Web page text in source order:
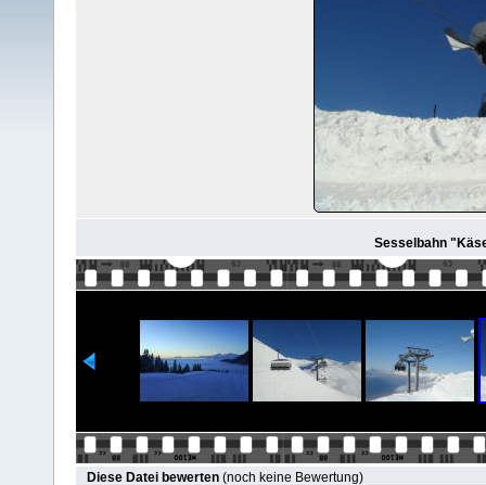
Sesselbahn
Diese Datei bewerten (noch keine Bewertung)